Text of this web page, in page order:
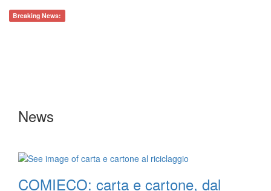
Breaking News:
News
COMIECO: carta e cartone, dal